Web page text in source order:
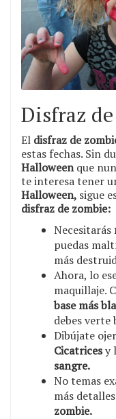
Disfraz
El disfraz de
estas fechas. Sin
Halloweenque
te interesa tener
Halloween, sigue
disfraz de zombie:
Necesitarás
puedas
más
Ahora, lo
maquillaje.
base más
debes verte
Dibújate
Cicatricesy
sangre.
No temas
más
zombie.